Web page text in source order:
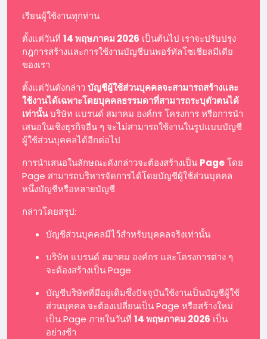
เรียนผู้ใช้งานทุกท่าน
ตั้งแต่วันที่ 14 พฤษภาคม 2026 เป็นต้นไป เราจะปรับปรุง
กฎการสร้างและการใช้งานบัญชีบนพอร์ทัลโซเชียลมีเดีย
ของเรา
ตั้งแต่วันดังกล่าวบัญชีผู้ใช้ส่วนบุคคลจะสามารถสร้างและ
ใช้งานได้เฉพาะโดยบุคคลธรรมดาที่สามารถระบุตัวตนได้
เท่านั้นบริษัท แบรนด์ สมาคม องค์กร โครงการ หรือการนำ
เสนอในเชิงธุรกิจอื่น ๆ จะไม่สามารถใช้งานในรูปแบบบัญชี
ผู้ใช้ส่วนบุคคลได้อีกต่อไป
การนำเสนอในลักษณะดังกล่าวจะต้องสร้างเป็น Pageโดย
Page สามารถบริหารจัดการได้โดยบัญชีผู้ใช้ส่วนบุคคล
หนึ่งบัญชีหรือหลายบัญชี
กล่าวโดยสรุป:
บัญชีส่วนบุคคลมีไว้สำหรับบุคคลจริงเท่านั้น
บริษัท แบรนด์ สมาคม องค์กร และโครงการต่าง ๆ
จะต้องสร้างเป็น Page
บัญชีบริษัทที่มีอยู่เดิมซึ่งปัจจุบันใช้งานเป็นบัญชีผู้ใช้
ส่วนบุคคล จะต้องเปลี่ยนเป็น Page หรือสร้างใหม่
เป็น Page ภายในวันที่ 14 พฤษภาคม 2026 เป็น
อย่างช้า